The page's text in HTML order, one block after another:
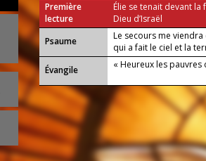
Première
lecture
Élie se tenait devant la
Dieu d’Israël
Psaume
Le secours me viendra
qui a fait le ciel et la
Évangile « Heureux les